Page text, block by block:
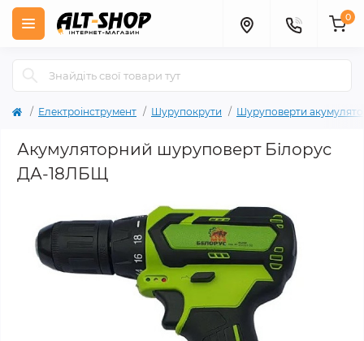
0
Електроінструмент Шурупокрути Шуруповерти
Акумуляторний шуруповерт Білорус
ДА-18ЛБЩ